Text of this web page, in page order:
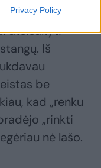
Privacy Policy
nereikalingo
atsisakyti
Iš
be
kad „renku
„rinkti
nė lašo.